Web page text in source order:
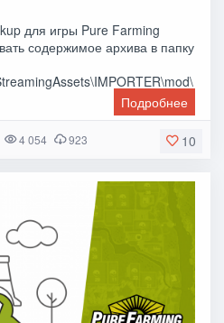
для игры Pure Farming
содержимое архива в папку
Подробнее
10
4 054 923